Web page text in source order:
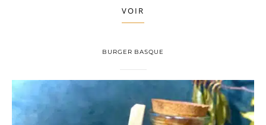
VOIR
BURGER BASQUE